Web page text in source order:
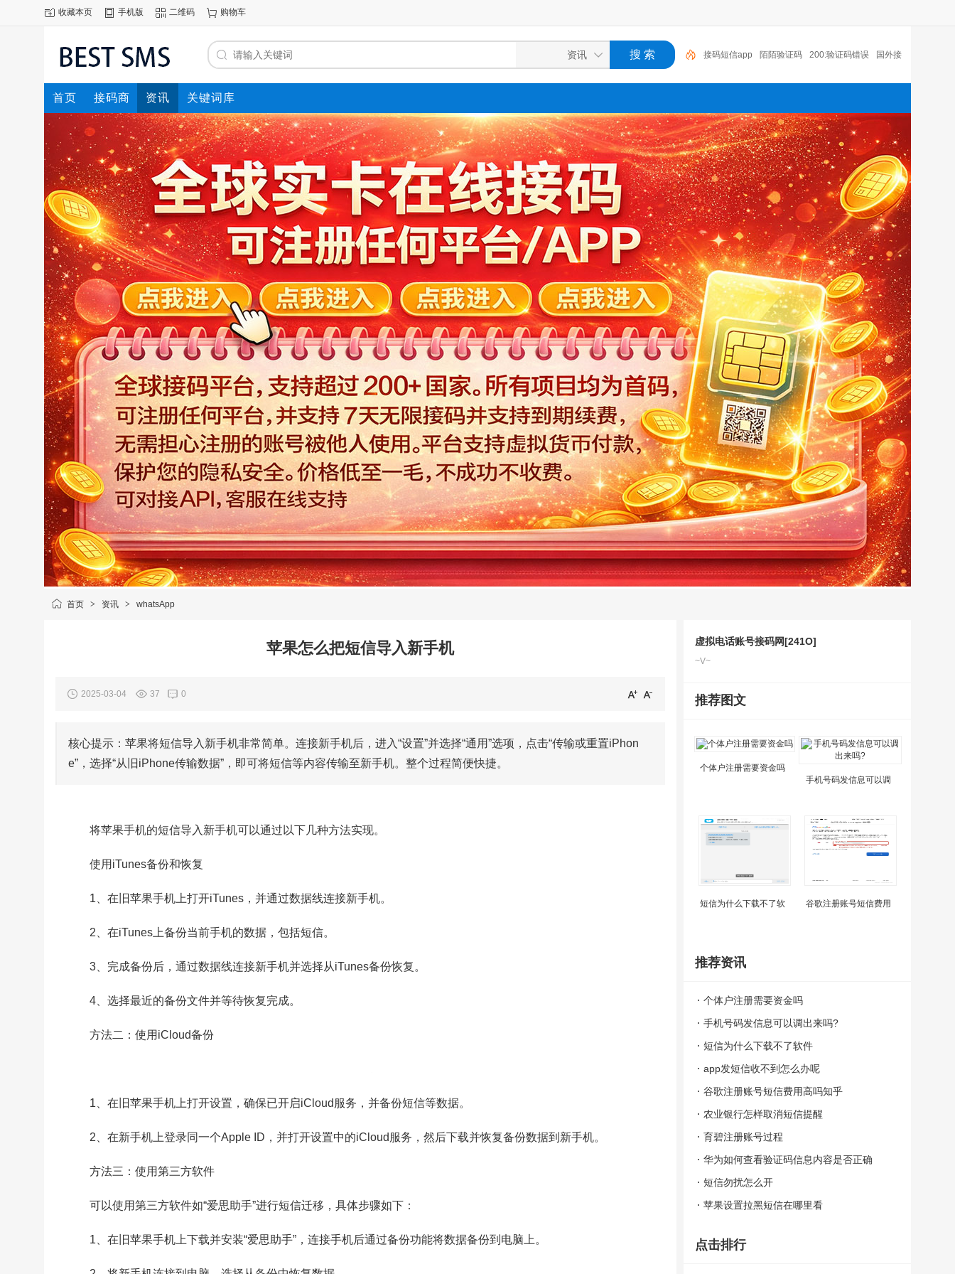
收藏本页 手机版 二维码 购物车
接码短信app 陌陌验证码 200:验证码错误 国外接
码软件下载 接码短信平台注册抖音 老年机有没有验
证码 语音验证码收费吗 国外手机号接码网站 探探
无法收到验证码 云短信接码app 接码短信app
首页 接码商 资讯 关键词库
首页 > 资讯 > whatsApp
苹果怎么把短信导入新手机
2025-03-04 37 0
核心提示：苹果将短信导入新手机非常简单。连接新手机后，进入“设置”并选择“通用”选项，点击“传输或重置iPhon
e”，选择“从旧iPhone传输数据”，即可将短信等内容传输至新手机。整个过程简便快捷。
将苹果手机的短信导入新手机可以通过以下几种方法实现。
使用iTunes备份和恢复
1、在旧苹果手机上打开iTunes，并通过数据线连接新手机。
2、在iTunes上备份当前手机的数据，包括短信。
3、完成备份后，通过数据线连接新手机并选择从iTunes备份恢复。
4、选择最近的备份文件并等待恢复完成。
方法二：使用iCloud备份
1、在旧苹果手机上打开设置，确保已开启iCloud服务，并备份短信等数据。
2、在新手机上登录同一个Apple ID，并打开设置中的iCloud服务，然后下载并恢复备份数据到新手机。
方法三：使用第三方软件
可以使用第三方软件如“爱思助手”进行短信迁移，具体步骤如下：
1、在旧苹果手机上下载并安装“爱思助手”，连接手机后通过备份功能将数据备份到电脑上。
虚拟电话账号接码网[241O]
~V~
推荐图文
个体户注册需要资金吗
手机号码发信息可以调
短信为什么下载不了软 谷歌注册账号短信费用
推荐资讯
个体户注册需要资金吗
手机号码发信息可以调出来吗?
短信为什么下载不了软件
app发短信收不到怎么办呢
谷歌注册账号短信费用高吗知乎
农业银行怎样取消短信提醒
育碧注册账号过程
华为如何查看验证码信息内容是否正确
短信勿扰怎么开
苹果设置拉黑短信在哪里看
点击排行